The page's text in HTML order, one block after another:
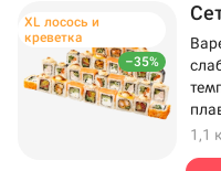
–35%
XL лосось и
креветка
1,1